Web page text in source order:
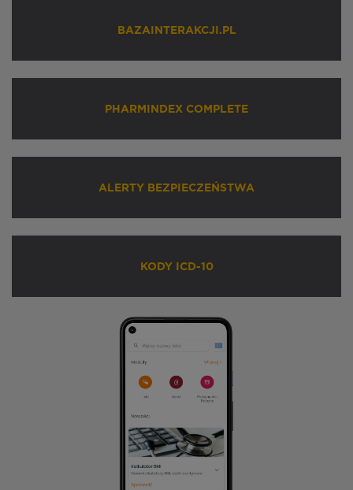
BAZAINTERAKCJI.PL
PHARMINDEX COMPLETE
ALERTY BEZPIECZEŃSTWA
KODY ICD-10